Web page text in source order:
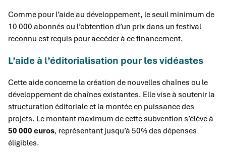
Comme pour l’aide au développement, le seuil minimum de
10 000 abonnés ou l’obtention d’un prix dans un festival
reconnu est requis pour accéder à ce financement.
L’aide à l’éditorialisation pour les vidéastes
Cette aide concerne la création de nouvelles chaînes ou le
développement de chaînes existantes. Elle vise à soutenir la
structuration éditoriale et la montée en puissance des
projets. Le montant maximum de cette subvention s’élève à
50 000 euros, représentant jusqu’à 50% des dépenses
éligibles.